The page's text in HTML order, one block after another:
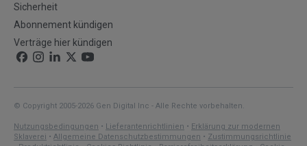
Sicherheit
Abonnement kündigen
Verträge hier kündigen
© Copyright 2005-2026 Gen Digital Inc - Alle Rechte vorbehalten.
Nutzungsbedingungen • Lieferantenrichtlinien • Erklärung zur modernen
Sklaverei • Allgemeine Datenschutzbestimmungen • Zustimmungsrichtlinie